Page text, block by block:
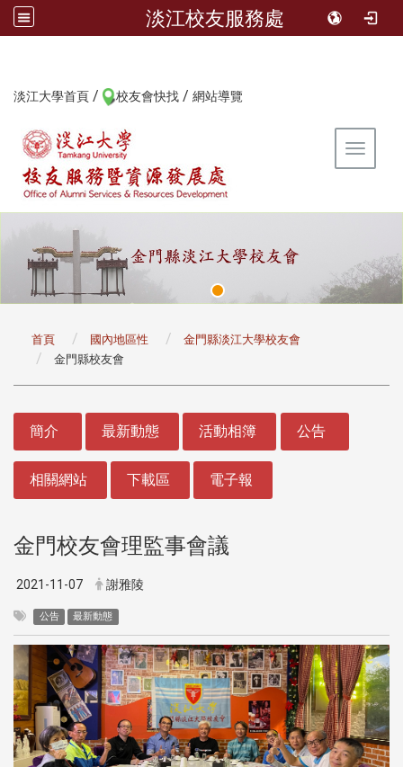
淡江校友服務處
淡江大學首頁 / 校友會快找 / 網站導覽
Toggle
首頁 國內地區性
金門縣淡江大學校友會
金門縣校友會
簡介 最新動態 活動相簿 公告
相關網站 下載區 電子報
金門校友會理監事會議
2021-11-07 謝雅陵
公告 最新動態